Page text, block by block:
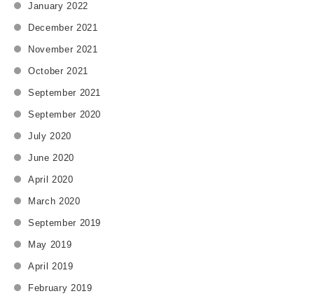
を感じる制度に投資する どんな仕事にも共通するのは、「どこに
力を注ぐか」で成果の質が決まるということです。 精度の高い判
断こそ、限られたリソースを最大限に活かす鍵になります。 ◾️ま
ケティング担当者に限らず、全てのビジネスパーソンにとって役
⽴つ普遍的な思考法といえます。 ぜひ⽇々の業務の中で「勝負ど
ころはどこか?」を意識してみてください。 当社では、この戦略
的マーケティング思考を⽤いて、展⽰会やイベント、ショールー
ム、POP UP、 店舗デザイン、カンファレンスなど、多様なプロ
ご相談ください。 .hover-img-wrapper { text-align: center; } .hov
er-img-link { display: inline-block; overflow: hidden; border-radiu
s: 16px; } .hover-img-link img { display: block; width: 100%; ma
January 2022
December 2021
November 2021
October 2021
September 2021
September 2020
July 2020
June 2020
April 2020
March 2020
September 2019
May 2019
April 2019
February 2019